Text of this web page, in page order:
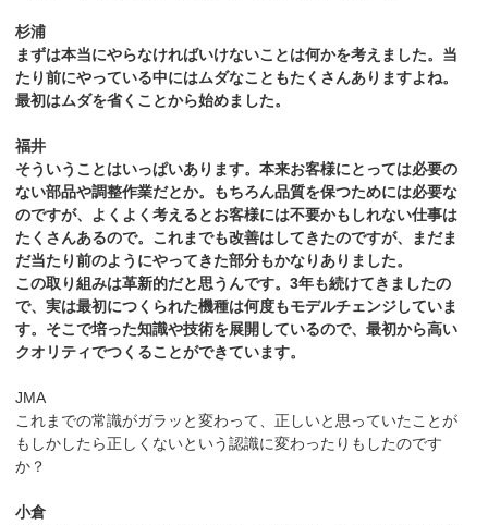
杉浦
まずは本当にやらなければいけないことは何かを考えました。当
たり前にやっている中にはムダなこともたくさんありますよね。
最初はムダを省くことから始めました。
福井
そういうことはいっぱいあります。本来お客様にとっては必要の
ない部品や調整作業だとか。もちろん品質を保つためには必要な
のですが、よくよく考えるとお客様には不要かもしれない仕事は
たくさんあるので。これまでも改善はしてきたのですが、まだま
だ当たり前のようにやってきた部分もかなりありました。
この取り組みは革新的だと思うんです。3年も続けてきましたの
で、実は最初につくられた機種は何度もモデルチェンジしていま
す。そこで培った知識や技術を展開しているので、最初から高い
クオリティでつくることができています。
JMA
これまでの常識がガラッと変わって、正しいと思っていたことが
もしかしたら正しくないという認識に変わったりもしたのです
か？
小倉